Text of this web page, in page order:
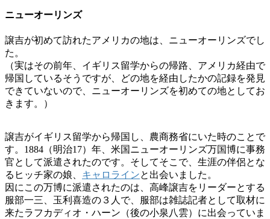
ニューオーリンズ
譲吉が初めて訪れたアメリカの地は、ニューオーリンズでし
た。
（実はその前年、イギリス留学からの帰路、アメリカ経由で
帰国しているそうですが、どの地を経由したかの記録を発見
できていないので、ニューオーリンズを初めての地としてお
きます。）
譲吉がイギリス留学から帰国し、農商務省にいた時のことで
す。1884（明治17）年、米国ニューオーリンズ万国博に事務
官として派遣されたのです。そしてそこで、生涯の伴侶とな
るヒッチ家の娘、 キャロラインと出会いました。
因にこの万博に派遣されたのは、高峰譲吉をリーダーとする
服部一三、玉利喜造の３人で、服部は雑誌記者として取材に
来たラフカディオ・ハーン（後の小泉八雲）に出会っていま